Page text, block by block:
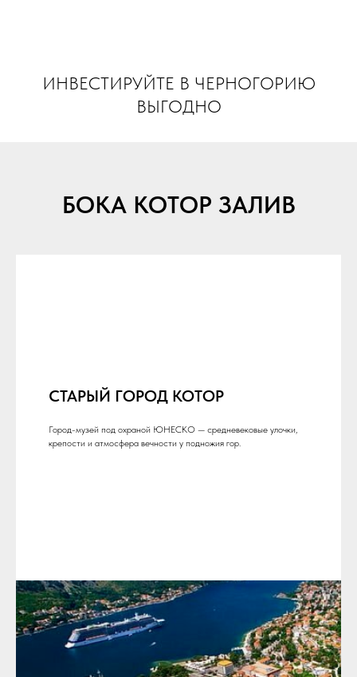
ИНВЕСТИРУЙТЕ В ЧЕРНОГОРИЮ
ВЫГОДНО
БОКА КОТОР ЗАЛИВ
СТАРЫЙ ГОРОД КОТОР
Город-музей под охраной ЮНЕСКО — средневековые улочки,
крепости и атмосфера вечности у подножия гор.